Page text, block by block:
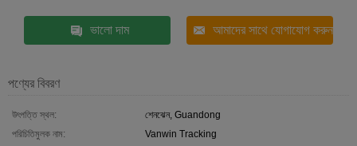
ভালো দাম আমাদের সাথে যোগাযোগ করুন
পণ্যের বিবরণ
উৎপত্তি স্থল:
শেনঝেন, Guandong
পরিচিতিমুলক নাম:
Vanwin Tracking